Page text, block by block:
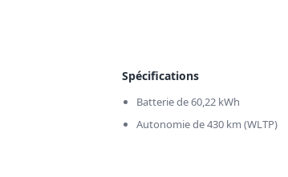
Spécifications
Batterie de 60,22 kWh
Autonomie de 430 km (WLTP)